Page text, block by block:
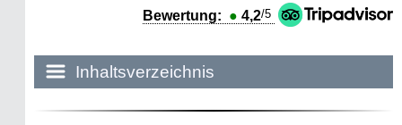
Bewertung: ● 4,2/5
Inhaltsverzeichnis